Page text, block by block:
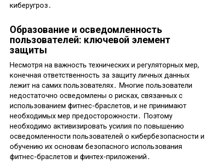
киберугроз․
Образование и осведомленность
пользователей: ключевой элемент
защиты
Несмотря на важность технических и регуляторных мер,
конечная ответственность за защиту личных данных
лежит на самих пользователях․ Многие пользователи
недостаточно осведомлены о рисках, связанных с
использованием фитнес-браслетов, и не принимают
необходимых мер предосторожности․ Поэтому
необходимо активизировать усилия по повышению
осведомленности пользователей о кибербезопасности и
обучению их основам безопасного использования
фитнес-браслетов и финтех-приложений․